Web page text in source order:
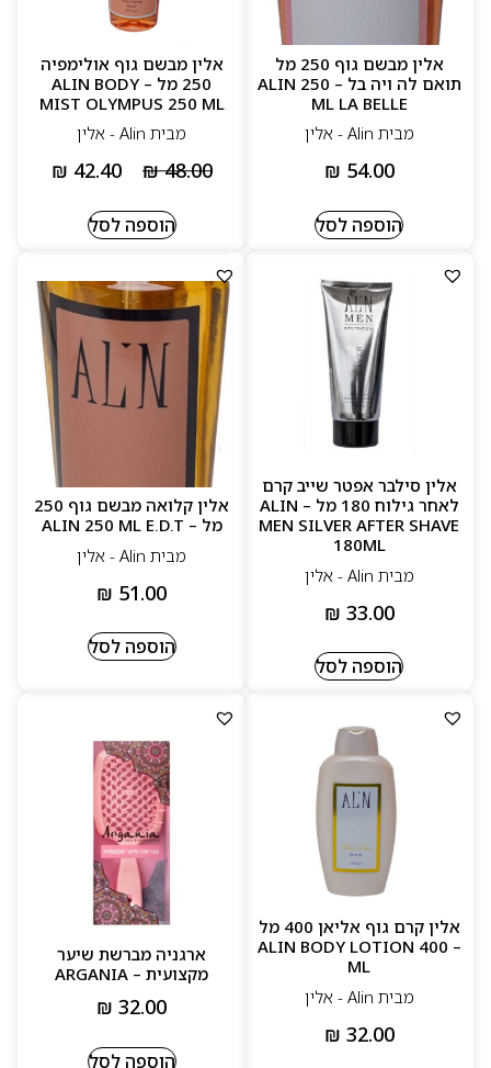
אלין מבשם גוף 250 מל
תואם לה ויה בל – ALIN 250
ML LA BELLE
מבית Alin - אלין
₪ 54.00
הוספה לסל
אלין מבשם גוף אולימפיה
250 מל – ALIN BODY
MIST OLYMPUS 250 ML
מבית Alin - אלין
₪48.00
₪ 42.40
הוספה לסל
אלין סילבר אפטר שייב קרם
לאחר גילוח 180 מל – ALIN
MEN SILVER AFTER SHAVE
180ML
מבית Alin - אלין
₪ 33.00
הוספה לסל
אלין קלואה מבשם גוף 250
מל – ALIN 250 ML E.D.T
מבית Alin - אלין
₪ 51.00
הוספה לסל
אלין קרם גוף אליאן 400 מל
– ALIN BODY LOTION 400
ML
מבית Alin - אלין
₪ 32.00
ארגניה מברשת שיער
מקצועית – ARGANIA
₪ 32.00
הוספה לסל